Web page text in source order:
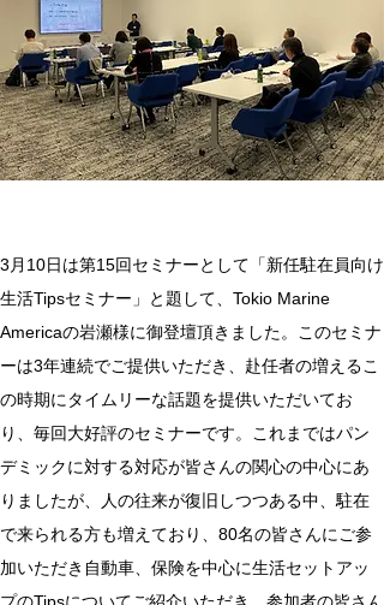
3月10日は第15回セミナーとして「新任駐在員向け
生活Tipsセミナー」と題して、Tokio Marine
Americaの岩瀬様に御登壇頂きました。このセミナ
ーは3年連続でご提供いただき、赴任者の増えるこ
の時期にタイムリーな話題を提供いただいてお
り、毎回大好評のセミナーです。これまではパン
デミックに対する対応が皆さんの関心の中心にあ
りましたが、人の往来が復旧しつつある中、駐在
で来られる方も増えており、80名の皆さんにご参
加いただき自動車、保険を中心に生活セットアッ